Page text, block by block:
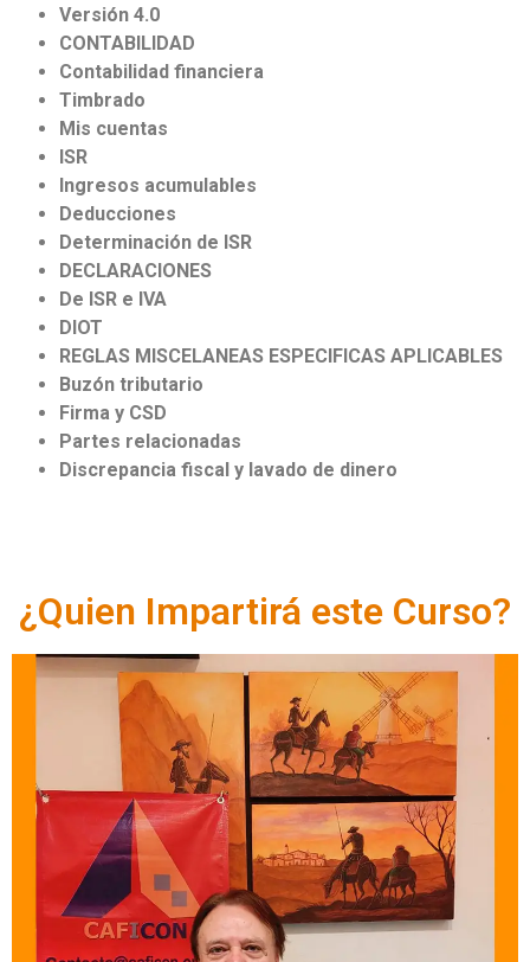
Versión 4.0
CONTABILIDAD
Contabilidad financiera
Timbrado
Mis cuentas
ISR
Ingresos acumulables
Deducciones
Determinación de ISR
DECLARACIONES
De ISR e IVA
DIOT
REGLAS MISCELANEAS ESPECIFICAS APLICABLES
Buzón tributario
Firma y CSD
Partes relacionadas
Discrepancia fiscal y lavado de dinero
¿Quien Impartirá este Curso?